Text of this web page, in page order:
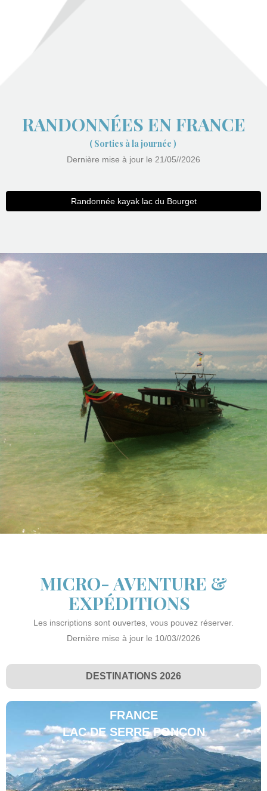
RANDONNÉES EN FRANCE
( Sorties à la journée )
Dernière mise à jour le 21/05//2026
Randonnée kayak lac du Bourget
MICRO- AVENTURE &
EXPÉDITIONS
Les inscriptions sont ouvertes, vous pouvez réserver.
Dernière mise à jour le 10/03//2026
DESTINATIONS 2026
FRANCE
LAC DE SERRE PONÇON